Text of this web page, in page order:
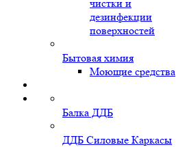
чистки и
дезинфекции
поверхностей
Бытовая химия
Моющие средства
Балка ДДБ
ДДБ Силовые Каркасы